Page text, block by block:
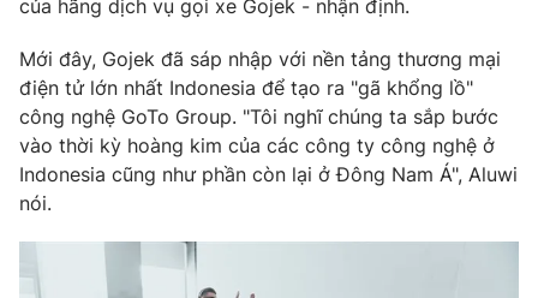
Chất lượng cuộc sống
Tuyển sinh
Học trực tuyến
Hitech Công nghệ tương lai
Sản phẩm
Thị trường
Giao lưu trực tuyến
Lịch phát sóng
Chuyên mục khác
của hãng dịch vụ gọi xe Gojek - nhận định.
Mới đây, Gojek đã sáp nhập với nền tảng thương mại
điện tử lớn nhất Indonesia để tạo ra "gã khổng lồ"
công nghệ GoTo Group. "Tôi nghĩ chúng ta sắp bước
vào thời kỳ hoàng kim của các công ty công nghệ ở
Indonesia cũng như phần còn lại ở Đông Nam Á", Aluwi
nói.